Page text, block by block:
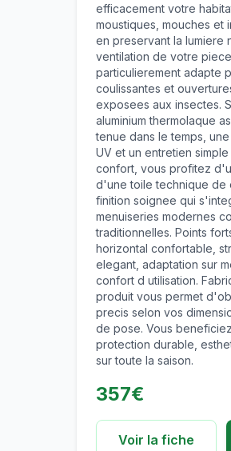
efficacement votre
moustiques, mouches et
en preservant la lumiere
ventilation de votre
particulierement adapte
coulissantes et
exposees aux insectes.
aluminium thermolaque
tenue dans le temps,
UV et un entretien
confort, vous profitez
d'une toile technique de
finition soignee qui
menuiseries modernes
traditionnelles. Points
horizontal confortable,
elegant, adaptation sur
confort d utilisation.
produit vous permet
precis selon vos
de pose. Vous
protection durable,
sur toute la saison.
357€
Voir la fiche